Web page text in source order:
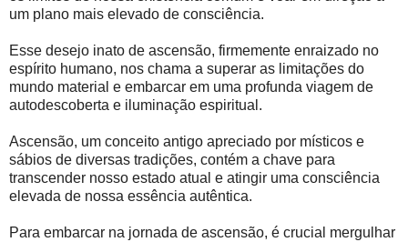
um plano mais elevado de consciência.
Esse desejo inato de ascensão, firmemente enraizado no
espírito humano, nos chama a superar as limitações do
mundo material e embarcar em uma profunda viagem de
autodescoberta e iluminação espiritual.
Ascensão, um conceito antigo apreciado por místicos e
sábios de diversas tradições, contém a chave para
transcender nosso estado atual e atingir uma consciência
elevada de nossa essência autêntica.
Para embarcar na jornada de ascensão, é crucial mergulhar